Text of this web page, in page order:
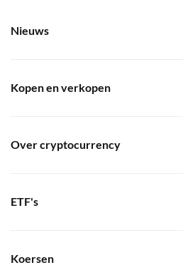
Nieuws
Kopen en verkopen
Over cryptocurrency
ETF's
Koersen